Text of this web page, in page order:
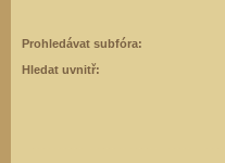
Prohledávat subfóra:
Hledat uvnitř: